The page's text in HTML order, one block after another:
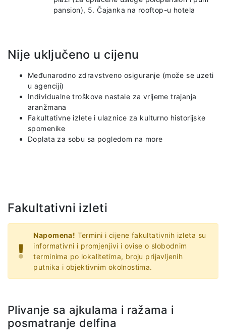
pansion), 5. Čajanka na rooftop-u hotela
Nije uključeno u cijenu
Međunarodno zdravstveno osiguranje (može se uzeti
u agenciji)
Individualne troškove nastale za vrijeme trajanja
aranžmana
Fakultativne izlete i ulaznice za kulturno historijske
spomenike
Doplata za sobu sa pogledom na more
Fakultativni izleti
Napomena! Termini i cijene fakultativnih izleta su
informativni i promjenjivi i ovise o slobodnim
terminima po lokalitetima, broju prijavljenih
putnika i objektivnim okolnostima.
Plivanje sa ajkulama i ražama i
posmatranje delfina